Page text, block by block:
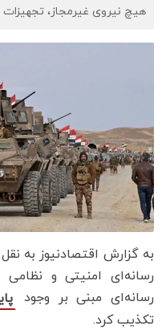
هیچ نیروی غیرمجاز، تجهیزات
به گزارش اقتصادنیوز به
رسانه‌ای امنیتی و
رسانه‌ای مبنی بر وجود
تکذیب کرد.